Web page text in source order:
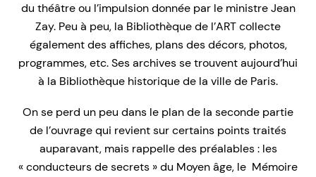
du théâtre ou l’impulsion donnée par le ministre Jean
Zay. Peu à peu, la Bibliothèque de l’ART collecte
également des affiches, plans des décors, photos,
programmes, etc. Ses archives se trouvent aujourd’hui
à la Bibliothèque historique de la ville de Paris.
On se perd un peu dans le plan de la seconde partie
de l’ouvrage qui revient sur certains points traités
auparavant, mais rappelle des préalables : les
« conducteurs de secrets » du Moyen âge, le Mémoire